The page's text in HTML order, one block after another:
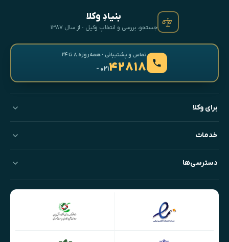
بنیادِ وکلا
جستجو، بررسی و انتخابِ وکیل · از سال ۱۳۸۷
تماس و پشتیبانی · همه‌روزه ۸ تا ۲۴
۴۲۸۱۸- ۰۲۱
برای وکلا
خدمات
دسترسی‌ها